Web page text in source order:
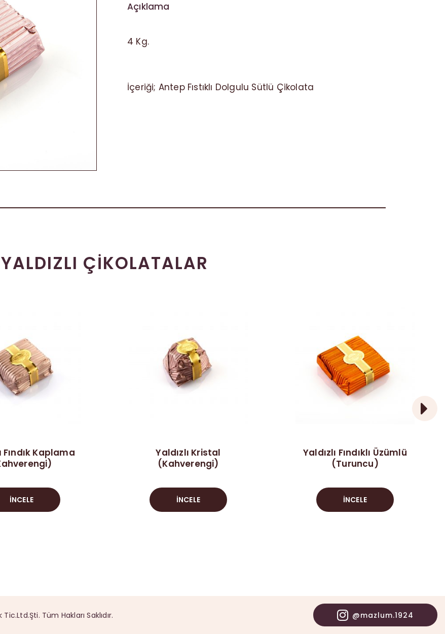
Açıklama
4 Kg.
İçeriği; Antep Fıstıklı Dolgulu Sütlü Çikolata
YALDIZLI ÇIKOLATALAR
Fındık Kaplama
İNCELE
Yaldızlı Kristal
(Kahverengi)
İNCELE
Yaldızlı Fındıklı Üzümlü
(Turuncu)
İNCELE
Tüm Hakları Saklıdır. @mazlum.1924